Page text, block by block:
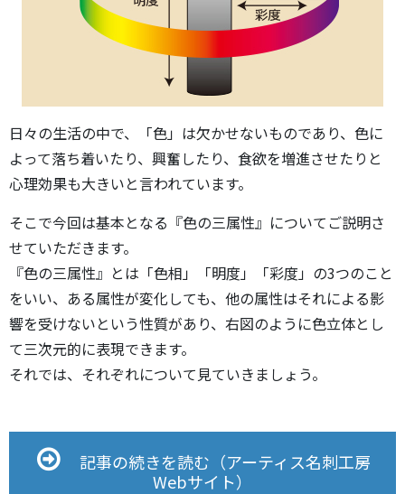
日々の生活の中で、「色」は欠かせないものであり、色に
よって落ち着いたり、興奮したり、食欲を増進させたりと
心理効果も大きいと言われています。
そこで今回は基本となる『色の三属性』についてご説明さ
せていただきます。
『色の三属性』とは「色相」「明度」「彩度」の3つのこと
をいい、ある属性が変化しても、他の属性はそれによる影
響を受けないという性質があり、右図のように色立体とし
て三次元的に表現できます。
それでは、それぞれについて見ていきましょう。
記事の続きを読む（アーティス名刺工房
Webサイト）